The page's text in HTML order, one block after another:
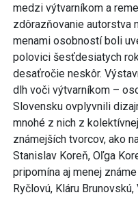
medzi výtvarníkom a
zdôrazňovanie autorstva
menami osobností boli
polovici šesťdesiatych
desaťročie neskôr.
dlh voči výtvarníkom –
Slovensku ovplyvnili
mnohé z nich z
známejších tvorcov, ako
Stanislav Koreň, Oľga
pripomína aj menej
Ryčlovú, Kláru